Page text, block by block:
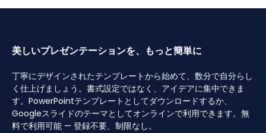
美しいプレゼンテーションを、もっと簡単に
丁寧にデザインされたテンプレートから始めて、数分で自分らし
く仕上げましょう。書式設定ではなく、アイデアに集中できま
す。PowerPointテンプレートとしてダウンロードするか、
Googleスライドのテーマとしてオンラインで利用できます。無
料で利用可能 — 登録不要、制限なし。